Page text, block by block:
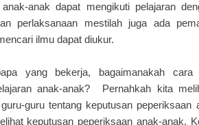
anak dapat mengikuti pelajaran
perlaksanaan mestilah juga ada
ilmu dapat diukur.
yang bekerja, bagaimanakah
anak-anak? Pernahkah kita
guru tentang keputusan
keputusan peperiksaan anak-anak.